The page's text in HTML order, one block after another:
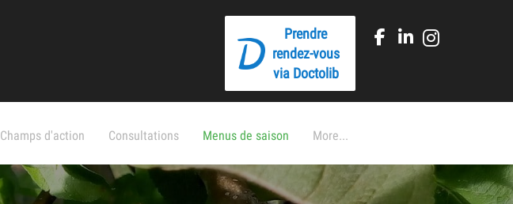
Prendre
rendez-vous
via Doctolib
Champs d'action Consultations Menus de saison More...